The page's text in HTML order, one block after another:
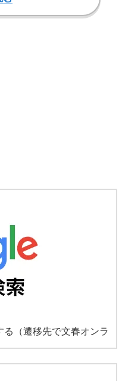
る
（遷移先で文春オンラ